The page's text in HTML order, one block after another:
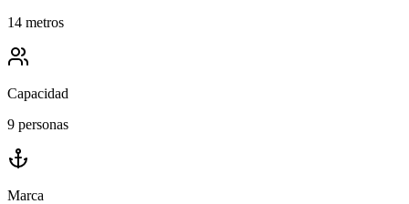
14 metros
Capacidad
9 personas
Marca